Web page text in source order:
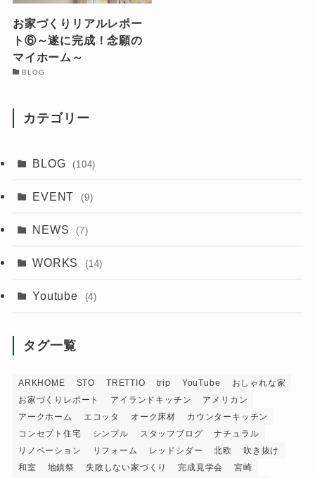
お家づくりリアルレポー
ト⑥～遂に完成！念願の
マイホーム～
BLOG
カテゴリー
BLOG (104)
EVENT (9)
NEWS (7)
WORKS (14)
Youtube (4)
タグ一覧
ARKHOME STO TRETTIO trip YouTube
おしゃれな家
お家づくりレポート
アイランドキッチン
アメリカン
アークホーム
エコッタ オーク床材
カウンターキッチン
コンセプト住宅
シンプル スタッフブログ
ナチュラル
リノベーション
リフォーム レッドシダー 北欧
吹き抜け
和室
地鎮祭 失敗しない家づくり 完成見学会
宮崎